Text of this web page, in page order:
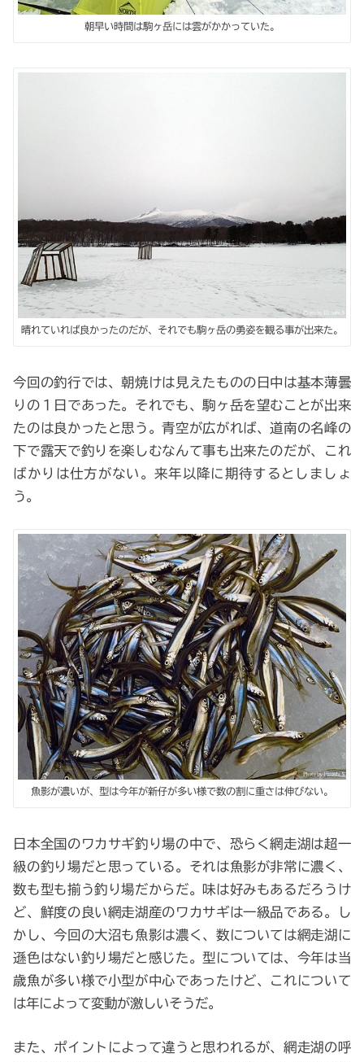
朝早い時間は駒ヶ岳には雲がかかっていた。
晴れていれば良かったのだが、それでも駒ヶ岳の勇姿を観る事が出来た。
今回の釣行では、朝焼けは見えたものの日中は基本薄曇
りの１日であった。それでも、駒ヶ岳を望むことが出来
たのは良かったと思う。青空が広がれば、道南の名峰の
下で露天で釣りを楽しむなんて事も出来たのだが、これ
ばかりは仕方がない。来年以降に期待するとしましょ
う。
魚影が濃いが、型は今年が新仔が多い様で数の割に重さは伸びない。
日本全国のワカサギ釣り場の中で、恐らく網走湖は超一
級の釣り場だと思っている。それは魚影が非常に濃く、
数も型も揃う釣り場だからだ。味は好みもあるだろうけ
ど、鮮度の良い網走湖産のワカサギは一級品である。し
かし、今回の大沼も魚影は濃く、数については網走湖に
遜色はない釣り場だと感じた。型については、今年は当
歳魚が多い様で小型が中心であったけど、これについて
は年によって変動が激しいそうだ。
また、ポイントによって違うと思われるが、網走湖の呼